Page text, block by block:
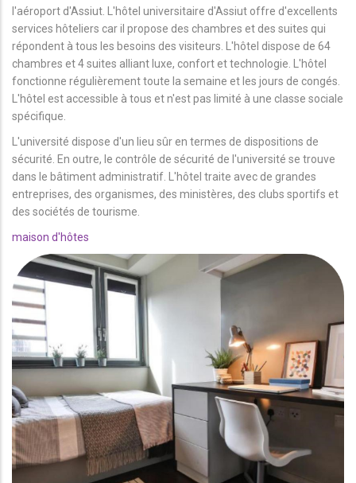
l'aéroport d'Assiut. L'hôtel universitaire d'Assiut offre d'excellents
services hôteliers car il propose des chambres et des suites qui
répondent à tous les besoins des visiteurs. L'hôtel dispose de 64
chambres et 4 suites alliant luxe, confort et technologie. L'hôtel
fonctionne régulièrement toute la semaine et les jours de congés.
L'hôtel est accessible à tous et n'est pas limité à une classe sociale
spécifique.
L'université dispose d'un lieu sûr en termes de dispositions de
sécurité. En outre, le contrôle de sécurité de l'université se trouve
dans le bâtiment administratif. L'hôtel traite avec de grandes
entreprises, des organismes, des ministères, des clubs sportifs et
des sociétés de tourisme.
maison d'hôtes